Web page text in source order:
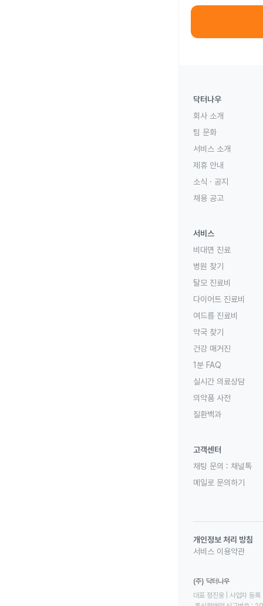
닥터나우
회사 소개
팀 문화
서비스 소개
제휴 안내
소식 · 공지
채용 공고
서비스
비대면 진료
병원 찾기
탈모 진료비
다이어트 진료비
여드름 진료비
약국 찾기
건강 매거진
1분 FAQ
실시간 의료상담
의약품 사전
질환백과
고객센터
채팅 문의 : 채널톡
메일로 문의하기
개인정보 처리 방침
서비스 이용약관
(주) 닥터나우
대표 정진웅 | 사업자